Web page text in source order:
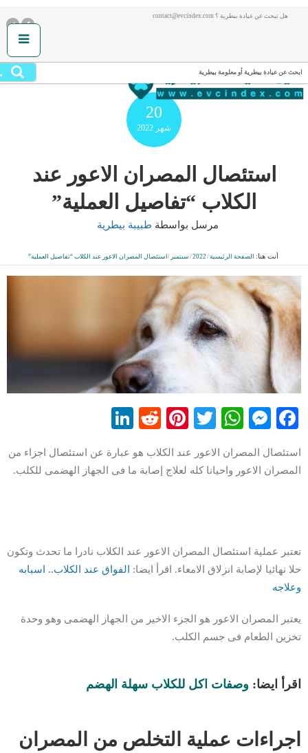
هل تبحث عن عيادة بيطرية ؟ contact@evcindex.com
ابحث عن عيادة بيطرية أو معلومة بيطرية
20
شهر 2022
استئصال المصران الاعور عند
الكلاب “تفاصيل العملية”
مرسل بواسطة طبيبة بيطرية
أنت هنا: الصفحة الرئيسية/
2022
/ سبتمبر /استئصال المصران الاعور عند الكلاب “تفاصيل العملية”
Facebook
Messenger
WhatsApp
Twitter
Pinterest
Reddit
استئصال المصران الاعور عند الكلاب هو عبارة عن استئصال اجزاء من
المصران الاعور واحيانا كله لعلاج إصابة ما فى الجهاز الهضمى للكلب.
تعتبر عملية استئصال المصران الاعور عند الكلاب نادرا ما تحدث وتكون
حلا نهائيا لإصابة انزلاق الامعاء. اقرأ ايضا:
الفواق عند الكلاب.. اسبابه
وعلاجه
يعتبر المصران الاعور هو الجزء الاخير من الجهاز الهضمى وهو وحدة
تخزين الطعام فى جسم الكلب.
اقرأ ايضا: وصفات اكل للكلاب سهلة الهضم
اجراءات عملية التخلص من المصران